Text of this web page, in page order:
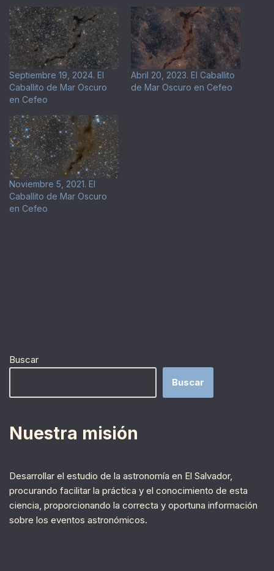
Septiembre 19, 2024. El
Caballito de Mar Oscuro
en Cefeo
Abril 20, 2023. El Caballito
de Mar Oscuro en Cefeo
Noviembre 5, 2021. El
Caballito de Mar Oscuro
en Cefeo
Buscar
Buscar
Nuestra misión
Desarrollar el estudio de la astronomía en El Salvador,
procurando facilitar la práctica y el conocimiento de esta
ciencia, proporcionando la correcta y oportuna información
sobre los eventos astronómicos.